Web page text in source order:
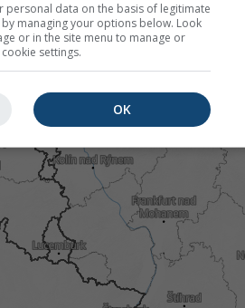
personal data on the basis of legitimate
managing your options below. Look
or in the site menu to manage or
settings.
OK